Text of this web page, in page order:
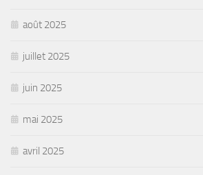
août 2025
juillet 2025
juin 2025
mai 2025
avril 2025